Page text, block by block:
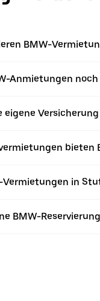
BMW-
Anmietungen
eigene
bieten
Vermietungen in
BMW-